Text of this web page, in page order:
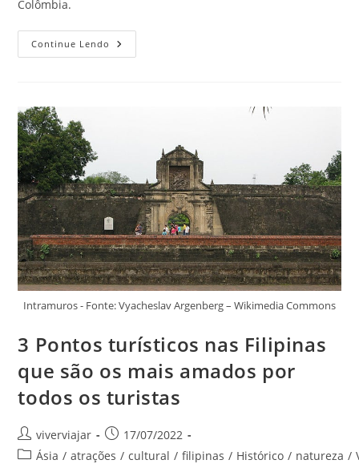
Colômbia.
Continue Lendo Confira
3
Deste
Ano
Intramuros - Fonte: Vyacheslav Argenberg – Wikimedia Commons
3 Pontos turísticos nas Filipinas
que são os mais amados por
todos os turistas
Autor
do
viverviajar
Post
publicado:
17/07/2022
Categoria
Ásia / atrações / cultural / filipinas / Histórico / natureza /